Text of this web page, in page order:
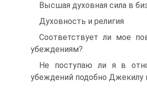
Высшая духовная сила в
Духовность и религия
Соответствует ли мое
убеждениям?
Не поступаю ли я в
убеждений подобно Джекилу